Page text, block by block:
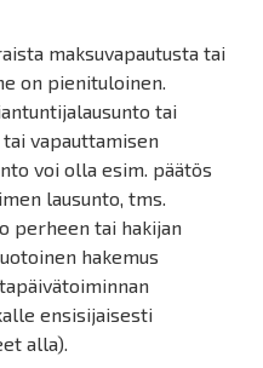
maksuvapautusta tai
on pienituloinen.
tai
vapauttamisen
voi olla esim. päätös
lausunto, tms.
perheen tai hakijan
hakemus
ensisijaisesti
alla).